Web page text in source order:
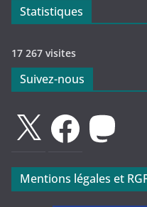
Statistiques
17 267 visites
Suivez-nous
FacebookMastodon
Mentions légales et